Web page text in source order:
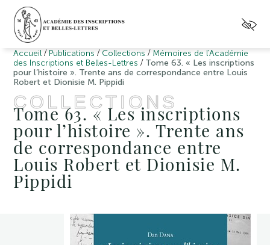
Accueil / Publications / Collections / Mémoires de l'Académie
des Inscriptions et Belles-Lettres / Tome 63. « Les inscriptions
pour l’histoire ». Trente ans de correspondance entre Louis
Robert et Dionisie M. Pippidi
COLLECTIONS
Tome 63. « Les inscriptions
pour l’histoire ». Trente ans
de correspondance entre
Louis Robert et Dionisie M.
Pippidi